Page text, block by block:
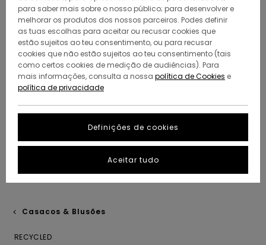
Casacos & Blusões
RECYCLED
para saber mais sobre o nosso público; para desenvolver e
melhorar os produtos dos nossos parceiros. Podes definir
as tuas escolhas para aceitar ou recusar cookies que
estão sujeitos ao teu consentimento, ou para recusar
cookies que não estão sujeitos ao teu consentimento (tais
como certos cookies de medição de audiências). Para
mais informações, consulta a nossa política de Cookies e
política de privacidade
Definições de cookies
Aceitar tudo